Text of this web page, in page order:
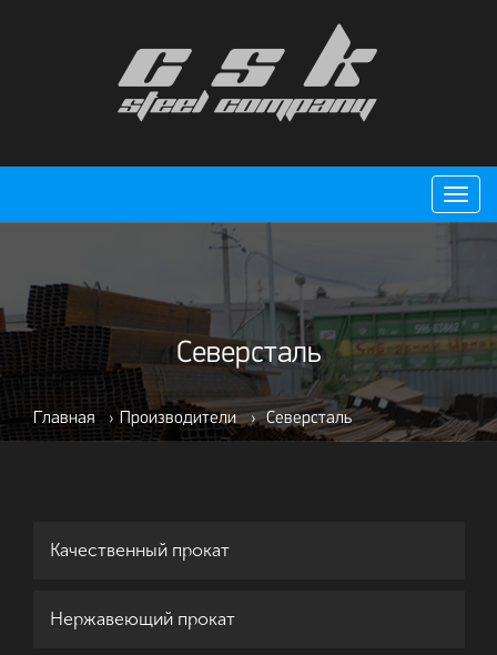
Северсталь
Главная › Производители › Северсталь
Качественный прокат
Нержавеющий прокат